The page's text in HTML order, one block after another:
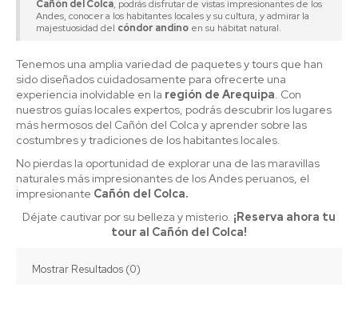
Cañón del Colca, podrás disfrutar de vistas impresionantes de los
Andes, conocer a los habitantes locales y su cultura, y admirar la
majestuosidad del cóndor andino en su hábitat natural.
Tenemos una amplia variedad de paquetes y tours que han
sido diseñados cuidadosamente para ofrecerte una
experiencia inolvidable en la región de Arequipa. Con
nuestros guías locales expertos, podrás descubrir los lugares
más hermosos del Cañón del Colca y aprender sobre las
costumbres y tradiciones de los habitantes locales.
No pierdas la oportunidad de explorar una de las maravillas
naturales más impresionantes de los Andes peruanos, el
impresionante Cañón del Colca.
Déjate cautivar por su belleza y misterio. ¡Reserva ahora tu
tour al Cañón del Colca!
Mostrar Resultados (0)